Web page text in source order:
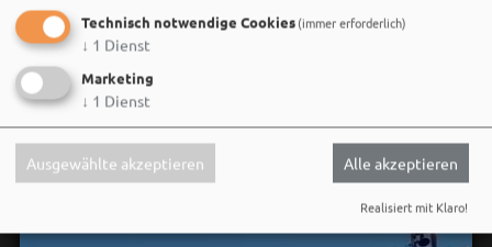
Social Media
Technisch notwendige Cookies(immer erforderlich)
↓ 1 Dienst
Marketing
↓ 1 Dienst
Ausgewählte akzeptieren Alle akzeptieren
Realisiert mit Klaro!